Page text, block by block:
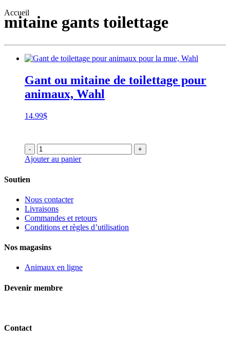
Accueil
mitaine gants toilettage
Gant ou mitaine de toilettage pour
animaux, Wahl
14.99$
- +
Ajouter au panier
Soutien
Nous contacter
Livraisons
Commandes et retours
Conditions et règles d’utilisation
Nos magasins
Animaux en ligne
Devenir membre
Contact